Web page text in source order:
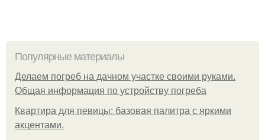
Популярные материалы
Делаем погреб на дачном участке своими руками.
Общая информация по устройству погреба
Квартира для певицы: базовая палитра с яркими
акцентами.